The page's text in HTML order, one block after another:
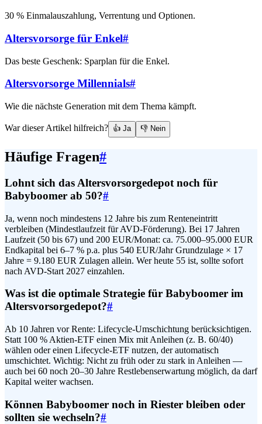
30 % Einmalauszahlung, Verrentung und Optionen.
Altersvorsorge für Enkel#
Das beste Geschenk: Sparplan für die Enkel.
Altersvorsorge Millennials#
Wie die nächste Generation mit dem Thema kämpft.
War dieser Artikel hilfreich? 👍 Ja 👎 Nein
Häufige Fragen#
Lohnt sich das Altersvorsorgedepot noch für
Babyboomer ab 50?#
Ja, wenn noch mindestens 12 Jahre bis zum Renteneintritt
verbleiben (Mindestlaufzeit für AVD-Förderung). Bei 17 Jahren
Laufzeit (50 bis 67) und 200 EUR/Monat: ca. 75.000–95.000 EUR
Endkapital bei 6–7 % p.a. plus 540 EUR/Jahr Grundzulage × 17
Jahre = 9.180 EUR Zulagen allein. Wer heute 55 ist, sollte sofort
nach AVD-Start 2027 einzahlen.
Was ist die optimale Strategie für Babyboomer im
Altersvorsorgedepot?#
Ab 10 Jahren vor Rente: Lifecycle-Umschichtung berücksichtigen.
Statt 100 % Aktien-ETF einen Mix mit Anleihen (z. B. 60/40)
wählen oder einen Lifecycle-ETF nutzen, der automatisch
umschichtet. Wichtig: Nicht zu früh oder zu stark in Anleihen —
auch bei 60 noch 20–30 Jahre Restlebenserwartung möglich, da darf
Kapital weiter wachsen.
Können Babyboomer noch in Riester bleiben oder
sollten sie wechseln?#